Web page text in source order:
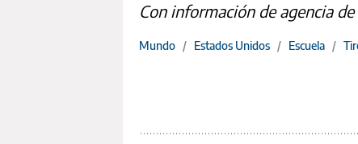
Con información de agencia
Mundo / Estados Unidos / Escuela /